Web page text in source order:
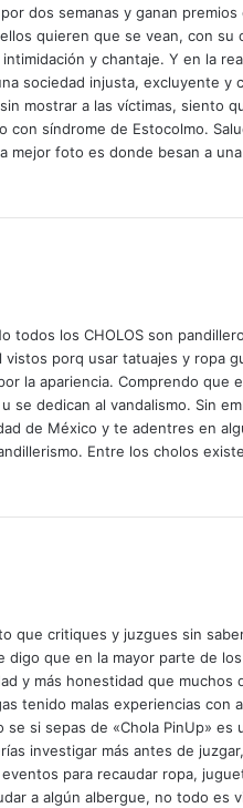
dos semanas y ganan premios
quieren que se vean, con su
y chantaje. Y en la
sociedad injusta, excluyente y
mostrar a las víctimas, siento
síndrome de Estocolmo.
mejor foto es donde besan a
todos los CHOLOS son
porq usar tatuajes y ropa
la apariencia. Comprendo que
se dedican al vandalismo. Sin
de México y te adentres en
Entre los cholos
que critiques y juzgues sin
que en la mayor parte de
y más honestidad que muchos
tenido malas experiencias con
si sepas de «Chola PinUp» es
investigar más antes de
para recaudar ropa,
a algún albergue, no todo es